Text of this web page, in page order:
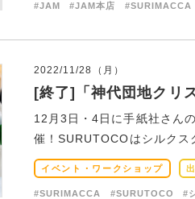
#JAM #JAM本店 #SURIMACCA
2022/11/28（月）
[終了]「神代団地クリ
12月3日・4日に手紙社さん
催！SURUTOCOはシルクス
イベント・ワークショップ
#SURIMACCA #SURUTOCO #